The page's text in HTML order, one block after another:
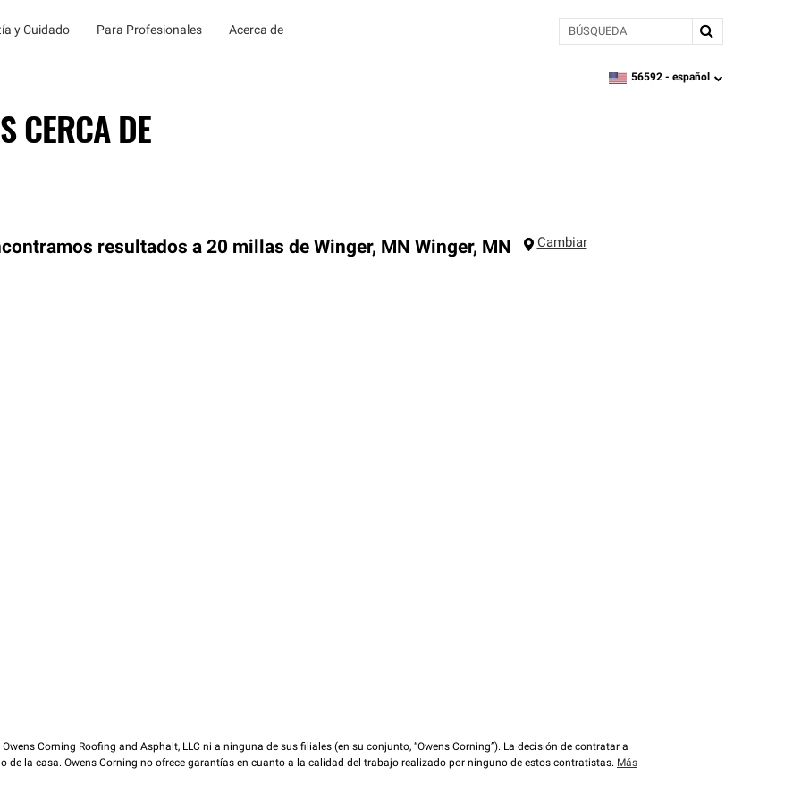
y Cuidado Para Profesionales Acerca de BÚSQUEDA
zipcode,language
56592 - español
CERCA DE
resultados a 20 millas de Winger, MN Winger, MN Cambiar
Corning Roofing and Asphalt, LLC ni a ninguna de sus filiales (en su conjunto, “Owens Corning”). La decisión de contratar a
la casa. Owens Corning no ofrece garantías en cuanto a la calidad del trabajo realizado por ninguno de estos contratistas. Más